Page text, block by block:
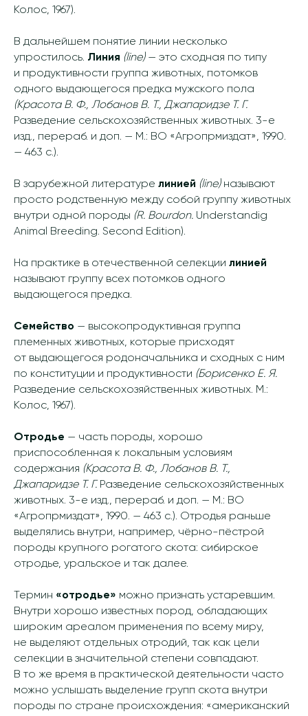
Колос, 1967).
В дальнейшем понятие линии несколько
упростилось. Линия (line) — это сходная по типу
и продуктивности группа животных, потомков
одного выдающегося предка мужского пола
(Красота В. Ф., Лобанов В. Т., Джапаридзе Т. Г.
Разведение сельскохозяйственных животных. 3-е
изд., перераб. и доп. — М.: ВО «Агропрмиздат», 1990.
— 463 с.).
В зарубежной литературе линией (line)называют
просто родственную между собой группу животных
внутри одной породы (R. Bourdon. Understandig
Animal Breeding. Second Edition).
На практике в отечественной селекции линией
называют группу всех потомков одного
выдающегося предка.
Семейство — высокопродуктивная группа
племенных животных, которые присходят
от выдающегося родоначальника и сходных с ним
по конституции и продуктивности (Борисенко Е. Я.
Разведение сельскохозяйственных животных. М.:
Колос, 1967).
Отродье — часть породы, хорошо
приспособленная к локальным условиям
содержания (Красота В. Ф., Лобанов В. Т.,
Джапаридзе Т. Г. Разведение сельскохозяйственных
животных. 3-е изд., перераб. и доп. — М.: ВО
«Агропрмиздат», 1990. — 463 с.). Отродья раньше
выделялись внутри, например, чёрно-пёстрой
породы крупного рогатого скота: сибирское
отродье, уральское и так далее.
Термин «отродье» можно признать устаревшим.
Внутри хорошо известных пород, обладающих
широким ареалом применения по всему миру,
не выделяют отдельных отродий, так как цели
селекции в значительной степени совпадают.
В то же время в практической деятельности часто
можно услышать выделение групп скота внутри
породы по стране происхождения: «американский